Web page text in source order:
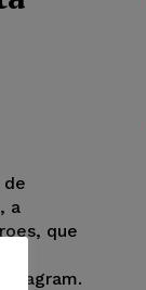
de
a
que